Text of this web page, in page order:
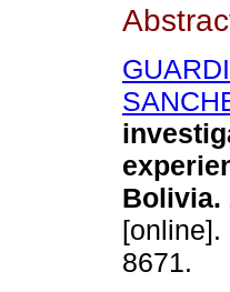
Bolivia.
[online].
8671.